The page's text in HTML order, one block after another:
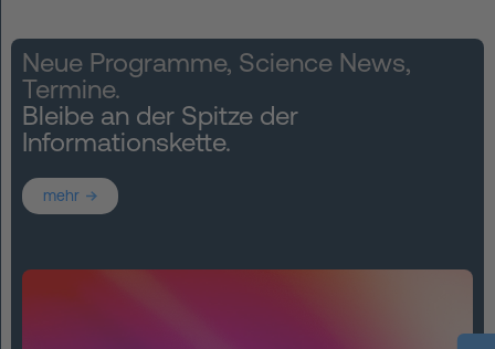
Neue Programme, Science News,
Termine.
Bleibe an der Spitze der
Informationskette.
mehr